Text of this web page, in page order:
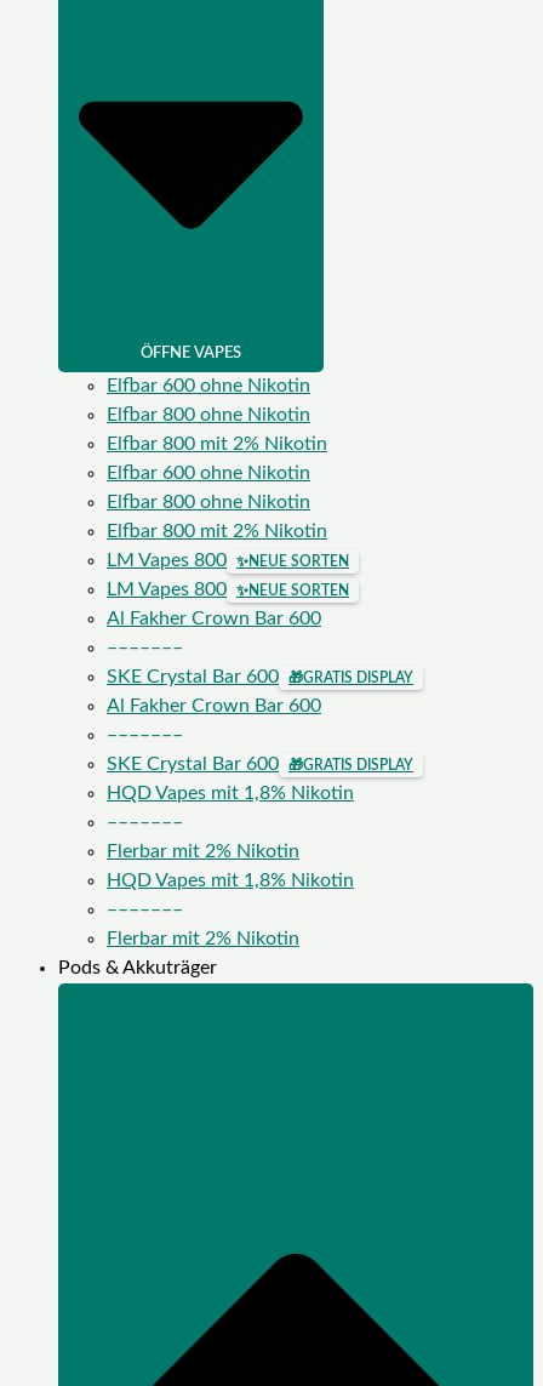
ÖFFNE VAPES
Elfbar 600 ohne Nikotin
Elfbar 800 ohne Nikotin
Elfbar 800 mit 2% Nikotin
Elfbar 600 ohne Nikotin
Elfbar 800 ohne Nikotin
Elfbar 800 mit 2% Nikotin
LM Vapes 800
✨NEUE SORTEN
LM Vapes 800 ✨NEUE SORTEN
Al Fakher Crown Bar 600
–––––––
SKE Crystal Bar 600
🎁GRATIS DISPLAY
Al Fakher Crown Bar 600
–––––––
SKE Crystal Bar 600
🎁GRATIS DISPLAY
HQD Vapes mit 1,8% Nikotin
–––––––
Flerbar mit 2% Nikotin
HQD Vapes mit 1,8% Nikotin
–––––––
Flerbar mit 2% Nikotin
Pods & Akkuträger